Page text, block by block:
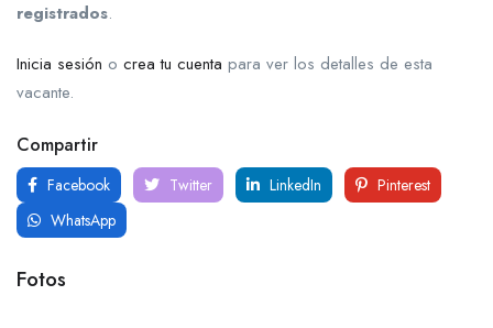
registrados.
Inicia sesión o crea tu cuenta para ver los detalles de esta
vacante.
Compartir
Facebook Twitter LinkedIn
Pinterest
WhatsApp
Fotos